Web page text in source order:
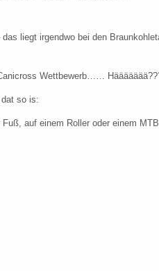
liegt irgendwo bei den
Wettbewerb……
so is:
auf einem Roller oder einem